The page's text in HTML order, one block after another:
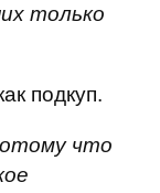
только
подкуп.
что